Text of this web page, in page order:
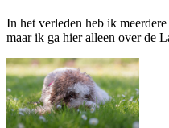
In het verleden heb ik
maar ik ga hier alleen over de